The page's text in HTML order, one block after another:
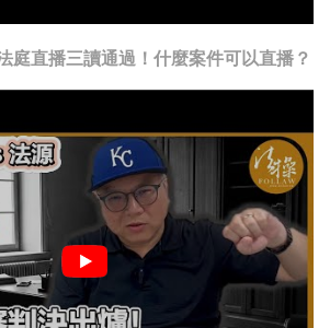
庭直播三讀通過！什麼案件可以直播？